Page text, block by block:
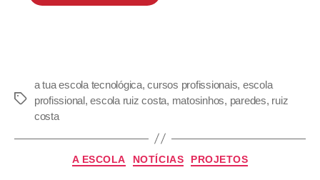
a tua escola tecnológica,cursos profissionais, escola
profissional,escola ruiz costa, matosinhos, paredes, ruiz
costa
A ESCOLA NOTÍCIAS PROJETOS